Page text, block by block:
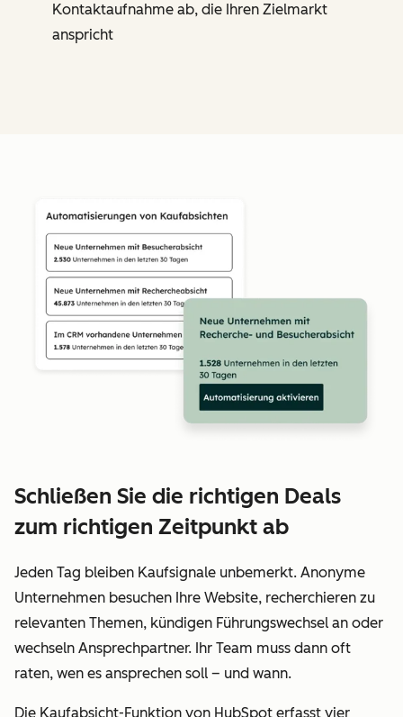
Kontaktaufnahme ab, die Ihren Zielmarkt
anspricht
Schließen Sie die richtigen Deals
zum richtigen Zeitpunkt ab
Jeden Tag bleiben Kaufsignale unbemerkt. Anonyme
Unternehmen besuchen Ihre Website, recherchieren zu
relevanten Themen, kündigen Führungswechsel an oder
wechseln Ansprechpartner. Ihr Team muss dann oft
raten, wen es ansprechen soll – und wann.
Die Kaufabsicht-Funktion von HubSpot erfasst vier